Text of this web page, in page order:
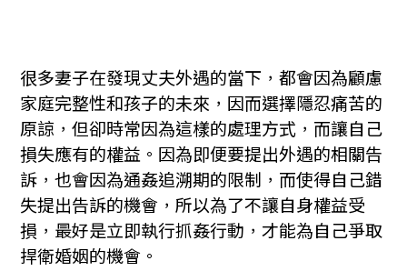
很多妻子在發現丈夫外遇的當下，都會因為顧慮
家庭完整性和孩子的未來，因而選擇隱忍痛苦的
原諒，但卻時常因為這樣的處理方式，而讓自己
損失應有的權益。因為即便要提出外遇的相關告
訴，也會因為通姦追溯期的限制，而使得自己錯
失提出告訴的機會，所以為了不讓自身權益受
損，最好是立即執行抓姦行動，才能為自己爭取
捍衛婚姻的機會。